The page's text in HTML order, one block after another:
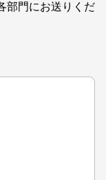
部門にお送りくだ